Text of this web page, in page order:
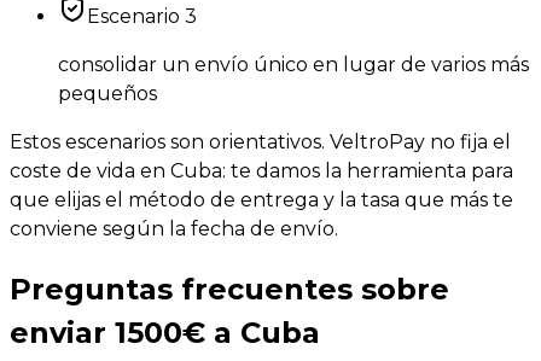
Escenario 3
consolidar un envío único en lugar de varios más
pequeños
Estos escenarios son orientativos. VeltroPay no fija el
coste de vida en Cuba: te damos la herramienta para
que elijas el método de entrega y la tasa que más te
conviene según la fecha de envío.
Preguntas frecuentes sobre
enviar 1500€ a Cuba